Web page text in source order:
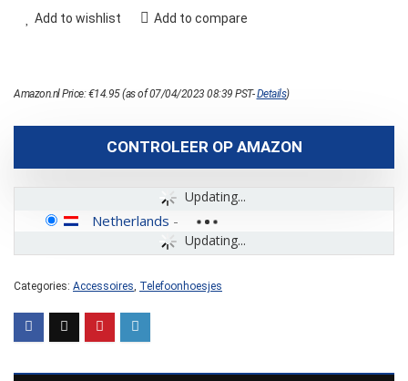
Add to wishlist Add to compare
Amazon.nl Price:€14.95(as of 07/04/2023 08:39 PST-Details)
CONTROLEER OP AMAZON
Updating...
Updating...
Netherlands -
Categories: Accessoires Telefoonhoesjes